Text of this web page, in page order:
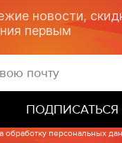
новости,
первым
ПОДПИСАТЬСЯ
обработку персональных